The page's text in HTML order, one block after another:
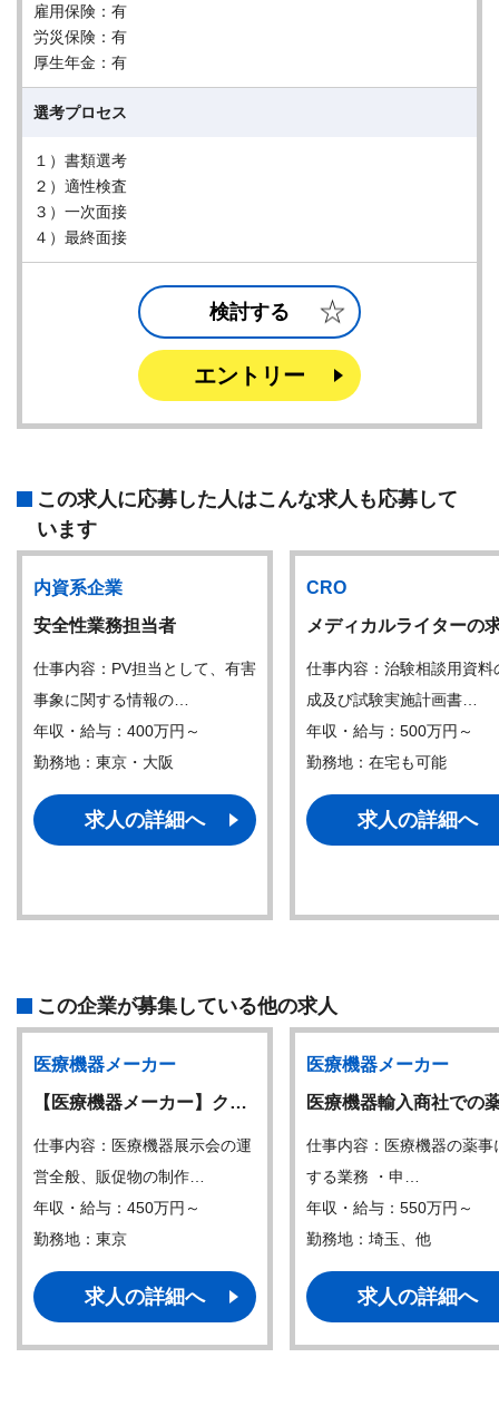
雇用保険：有
労災保険：有
厚生年金：有
選考プロセス
１）書類選考
２）適性検査
３）一次面接
４）最終面接
検討する
エントリー
この求人に応募した人はこんな求人も応募して
います
内資系企業
安全性業務担当者
仕事内容：PV担当として、有害
事象に関する情報の…
年収・給与：400万円～
勤務地：東京・大阪
求人の詳細へ
CRO
メディカルライターの
仕事内容：治験相談用資料
成及び試験実施計画書…
年収・給与：500万円～
勤務地：在宅も可能
求人の詳細へ
この企業が募集している他の求人
医療機器メーカー
【医療機器メーカー】ク…
仕事内容：医療機器展示会の運
営全般、販促物の制作…
年収・給与：450万円～
勤務地：東京
求人の詳細へ
医療機器メーカー
医療機器輸入商社での
仕事内容：医療機器の薬事
する業務 ・申…
年収・給与：550万円～
勤務地：埼玉、他
求人の詳細へ